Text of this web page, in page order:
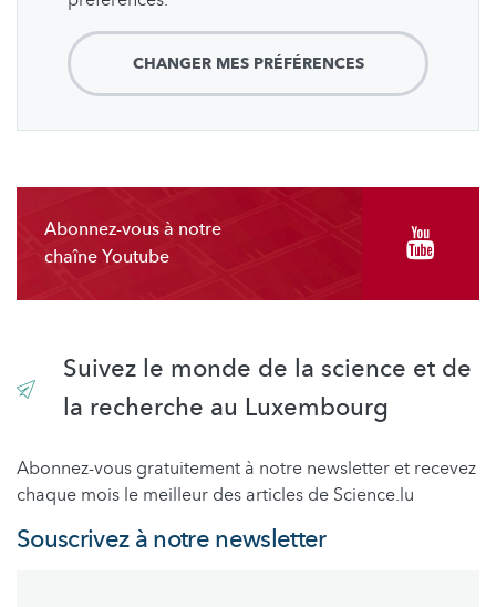
CHANGER MES PRÉFÉRENCES
Abonnez-vous à notre
chaîne Youtube
Suivez le monde de la science et de
la recherche au Luxembourg
Abonnez-vous gratuitement à notre newsletter et recevez
chaque mois le meilleur des articles de Science.lu
Souscrivez à notre newsletter